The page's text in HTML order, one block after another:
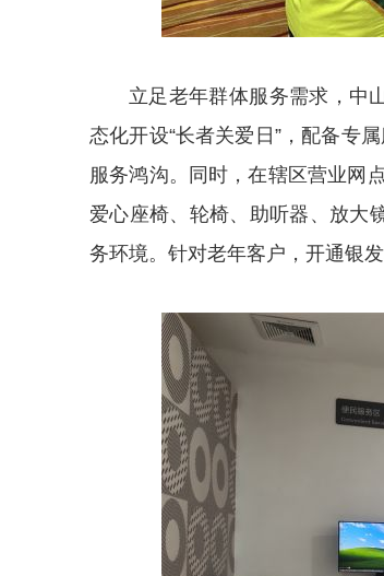
立足老年群体服务需求，中
态化开设“长者关爱日”，配备专
服务鸿沟。同时，在辖区营业网
爱心座椅、轮椅、助听器、放大
务环境。针对老年客户，开通银